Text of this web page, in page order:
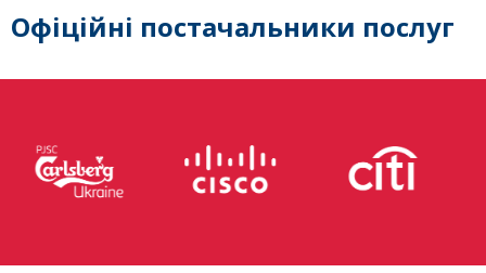
Офіційні постачальники послуг